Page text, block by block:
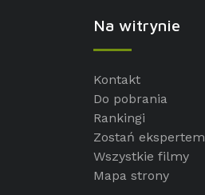
Na witrynie
Kontakt
Do pobrania
Rankingi
Zostań ekspertem
Wszystkie filmy
Mapa strony